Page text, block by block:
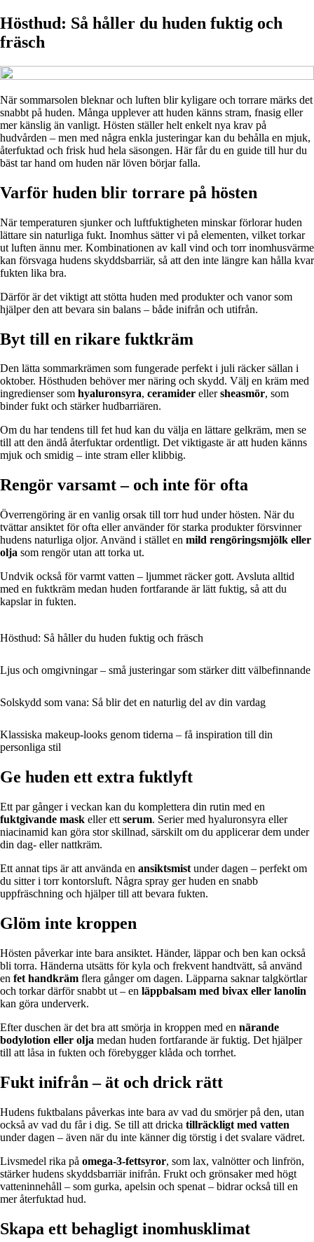
Hösthud: Så håller du huden fuktig och
fräsch
När sommarsolen bleknar och luften blir kyligare och torrare märks det
snabbt på huden. Många upplever att huden känns stram, fnasig eller
mer känslig än vanligt. Hösten ställer helt enkelt nya krav på
hudvården – men med några enkla justeringar kan du behålla en mjuk,
återfuktad och frisk hud hela säsongen. Här får du en guide till hur du
bäst tar hand om huden när löven börjar falla.
Varför huden blir torrare på hösten
När temperaturen sjunker och luftfuktigheten minskar förlorar huden
lättare sin naturliga fukt. Inomhus sätter vi på elementen, vilket torkar
ut luften ännu mer. Kombinationen av kall vind och torr inomhusvärme
kan försvaga hudens skyddsbarriär, så att den inte längre kan hålla kvar
fukten lika bra.
Därför är det viktigt att stötta huden med produkter och vanor som
hjälper den att bevara sin balans – både inifrån och utifrån.
Byt till en rikare fuktkräm
Den lätta sommarkrämen som fungerade perfekt i juli räcker sällan i
oktober. Hösthuden behöver mer näring och skydd. Välj en kräm med
ingredienser som hyaluronsyra, ceramider ellershea­smör, som
binder fukt och stärker hudbarriären.
Om du har tendens till fet hud kan du välja en lättare gelkräm, men se
till att den ändå återfuktar ordentligt. Det viktigaste är att huden känns
mjuk och smidig – inte stram eller klibbig.
Rengör varsamt – och inte för ofta
Överrengöring är en vanlig orsak till torr hud under hösten. När du
tvättar ansiktet för ofta eller använder för starka produkter försvinner
hudens naturliga oljor. Använd i stället en mild rengöringsmjölk eller
olja som rengör utan att torka ut.
Undvik också för varmt vatten – ljummet räcker gott. Avsluta alltid
med en fuktkräm medan huden fortfarande är lätt fuktig, så att du
kapslar in fukten.
Hösthud: Så håller du huden fuktig och fräsch
Ljus och omgivningar – små justeringar som stärker ditt välbefinnande
Solskydd som vana: Så blir det en naturlig del av din vardag
Klassiska makeup-looks genom tiderna – få inspiration till din
personliga stil
Ge huden ett extra fuktlyft
Ett par gånger i veckan kan du komplettera din rutin med en
fuktgivande mask eller ett serum. Serier med hyaluronsyra eller
niacinamid kan göra stor skillnad, särskilt om du applicerar dem under
din dag- eller nattkräm.
Ett annat tips är att använda en ansiktsmist under dagen – perfekt om
du sitter i torr kontorsluft. Några spray ger huden en snabb
uppfräschning och hjälper till att bevara fukten.
Glöm inte kroppen
Hösten påverkar inte bara ansiktet. Händer, läppar och ben kan också
bli torra. Händerna utsätts för kyla och frekvent handtvätt, så använd
en fet handkräm flera gånger om dagen. Läpparna saknar talgkörtlar
och torkar därför snabbt ut – en läppbalsam med bivax eller lanolin
kan göra underverk.
Efter duschen är det bra att smörja in kroppen med en närande
bodylotion eller olja medan huden fortfarande är fuktig. Det hjälper
till att låsa in fukten och förebygger klåda och torrhet.
Fukt inifrån – ät och drick rätt
Hudens fuktbalans påverkas inte bara av vad du smörjer på den, utan
också av vad du får i dig. Se till att dricka tillräckligt med vatten
under dagen – även när du inte känner dig törstig i det svalare vädret.
Livsmedel rika på omega-3-fettsyror, som lax, valnötter och linfrön,
stärker hudens skyddsbarriär inifrån. Frukt och grönsaker med högt
vatteninnehåll – som gurka, apelsin och spenat – bidrar också till en
mer återfuktad hud.
Skapa ett behagligt inomhusklimat